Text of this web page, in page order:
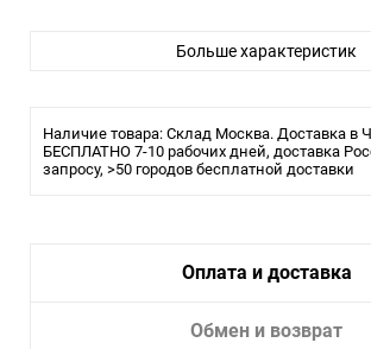
Температура свечения:
Больше характеристик
Наличие товара: Склад Москва. Доставка в
БЕСПЛАТНО 7-10 рабочих дней, доставка
запросу, >50 городов бесплатной доставки
Оплата и доставка
Обмен и возврат